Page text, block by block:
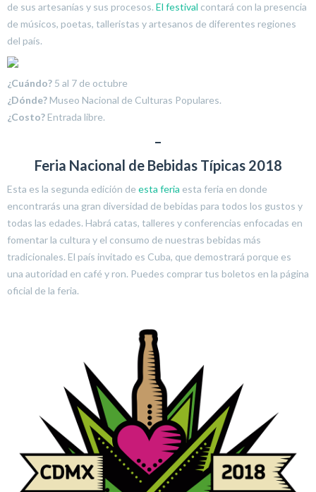
de sus artesanías y sus procesos. El festival contará con la presencia
de músicos, poetas, talleristas y artesanos de diferentes regiones
del país.
¿Cuándo? 5 al 7 de octubre
¿Dónde? Museo Nacional de Culturas Populares.
¿Costo? Entrada libre.
–
Feria Nacional de Bebidas Típicas 2018
Esta es la segunda edición de esta feria esta feria en donde
encontrarás una gran diversidad de bebidas para todos los gustos y
todas las edades. Habrá catas, talleres y conferencias enfocadas en
fomentar la cultura y el consumo de nuestras bebidas más
tradicionales. El país invitado es Cuba, que demostrará porque es
una autoridad en café y ron. Puedes comprar tus boletos en la página
oficial de la feria.